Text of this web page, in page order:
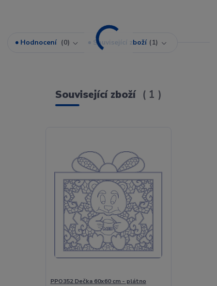
Hodnocení 0 Související zboží 1
Související zboží 1
PPO352 Dečka 60x60 cm - plátno